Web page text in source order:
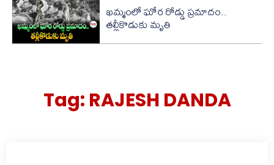
ఖమ్మంలో ఘోర రోడ్డు ప్రమాదం..
తల్లీకొడుకు మృతి
Tag: RAJESH DANDA